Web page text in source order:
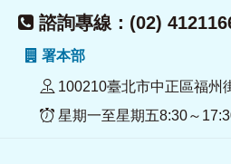
諮詢專線：(02)
署本部
100210臺北市中正區福州
星期一至星期五8:30～